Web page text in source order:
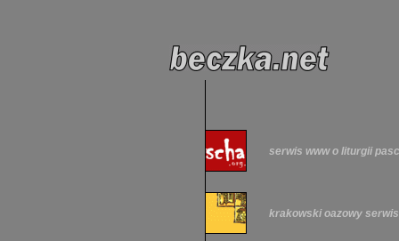
serwis www o liturgii
krakowski oazowy